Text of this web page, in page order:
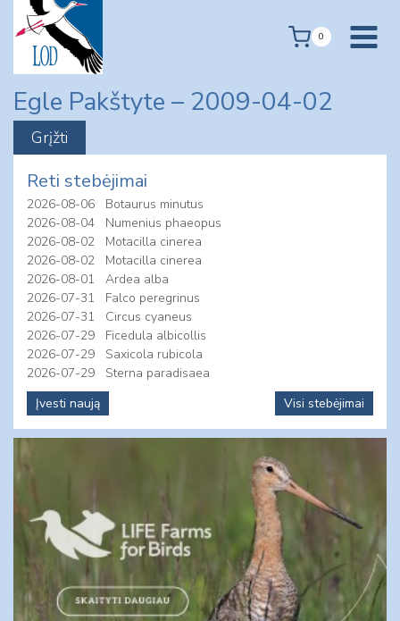
content
0
Egle Pakštyte – 2009-04-02
Reti stebėjimai
2026-08-06
Botaurus minutus
2026-08-04
Numenius phaeopus
2026-08-02
Motacilla cinerea
2026-08-02
Motacilla cinerea
2026-08-01
Ardea alba
2026-07-31
Falco peregrinus
2026-07-31
Circus cyaneus
2026-07-29
Ficedula albicollis
2026-07-29
Saxicola rubicola
2026-07-29
Sterna paradisaea
Įvesti naują
Visi stebėjimai